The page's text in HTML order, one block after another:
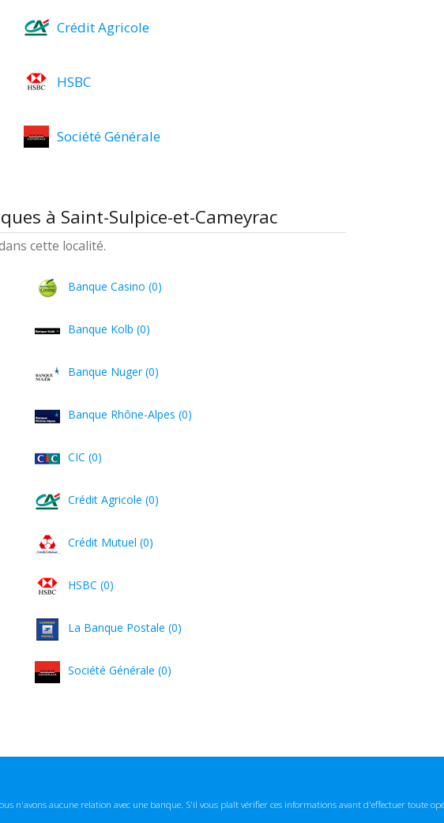
Crédit Agricole
HSBC
Société Générale
à Saint-Sulpice-et-Cameyrac
cette localité.
Banque Casino (0)
Banque Kolb (0)
Banque Nuger (0)
Banque Rhône-Alpes (0)
CIC (0)
Crédit Agricole (0)
Crédit Mutuel (0)
HSBC (0)
La Banque Postale (0)
Société Générale (0)
n'avons aucune relation avec une banque. S'il vous plaît vérifier ces informations avant d'effectuer toute